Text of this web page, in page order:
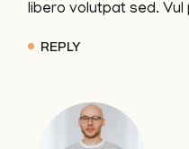
libero volutpat sed. Vul
REPLY